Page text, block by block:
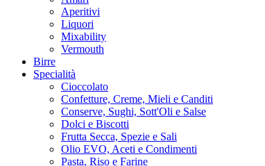
Aperitivi
Liquori
Mixability
Vermouth
Birre
Specialità
Cioccolato
Confetture, Creme, Mieli e Canditi
Conserve, Sughi, Sott'Oli e Salse
Dolci e Biscotti
Frutta Secca, Spezie e Sali
Olio EVO, Aceti e Condimenti
Pasta, Riso e Farine